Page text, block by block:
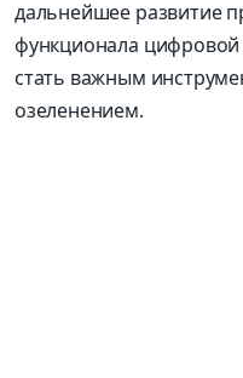
дальнейшее развитие
функционала
стать важным
озеленением.